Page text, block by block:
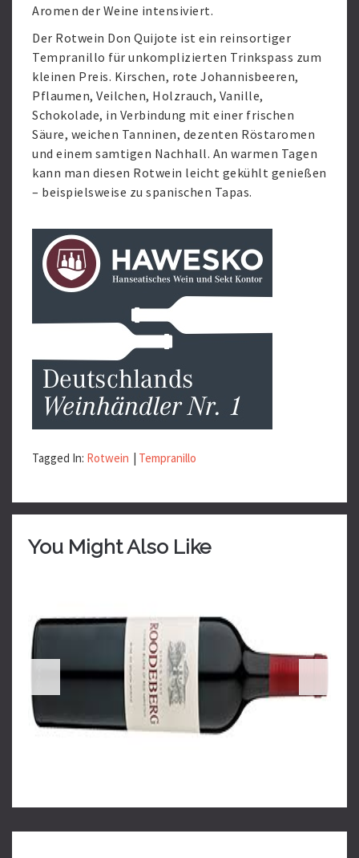
Aromen der Weine intensiviert.
Der Rotwein Don Quijote ist ein reinsortiger
Tempranillo für unkomplizierten Trinkspass zum
kleinen Preis. Kirschen, rote Johannisbeeren,
Pflaumen, Veilchen, Holzrauch, Vanille,
Schokolade, in Verbindung mit einer frischen
Säure, weichen Tanninen, dezenten Röstaromen
und einem samtigen Nachhall. An warmen Tagen
kann man diesen Rotwein leicht gekühlt genießen
– beispielsweise zu spanischen Tapas.
Tagged In: Rotwein | Tempranillo
You Might Also Like